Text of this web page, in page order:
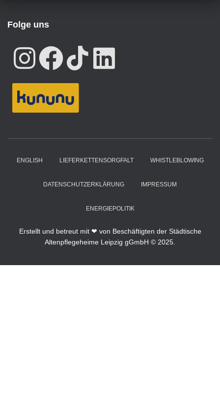
Folge uns
ENGLISH LIEFERKETTENSORGFALT WHISTLEBLOWING
DATENSCHUTZERKLÄRUNG IMPRESSUM
ENERGIEPOLITIK
Erstellt und betreut mit ❤ von Beschäftigten der Städtische
Altenpflegeheime Leipzig gGmbH © 2025.